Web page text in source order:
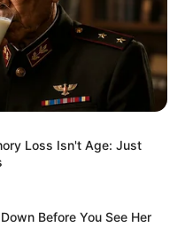
Loss Isn't Age: Just
Before You See Her